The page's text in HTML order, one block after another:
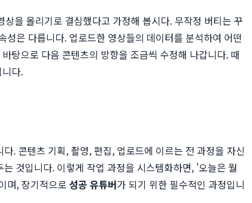
을 올리기로 결심했다고 가정해 봅시다. 무작정 버티는 꾸
은 다릅니다. 업로드한 영상들의 데이터를 분석하여 어떤
탕으로 다음 콘텐츠의 방향을 조금씩 수정해 나갑니다. 때
다.
. 콘텐츠 기획, 촬영, 편집, 업로드에 이르는 전 과정을 자신
것입니다. 이렇게 작업 과정을 시스템화하면, '오늘은 뭘
며, 장기적으로 성공 유튜버가 되기 위한 필수적인 과정입니